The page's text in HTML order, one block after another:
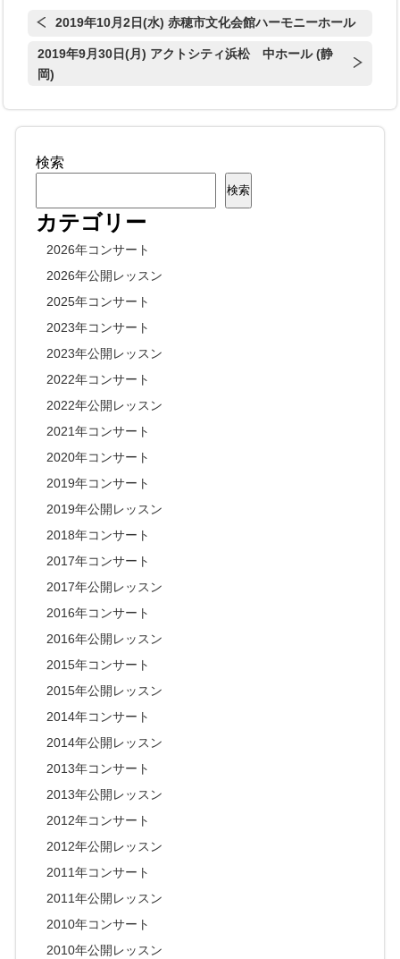
2019年10月2日(水) 赤穂市文化会館ハーモニーホール
2019年9月30日(月) アクトシティ浜松 中ホール (静
岡)
検索
検索
カテゴリー
2026年コンサート
2026年公開レッスン
2025年コンサート
2023年コンサート
2023年公開レッスン
2022年コンサート
2022年公開レッスン
2021年コンサート
2020年コンサート
2019年コンサート
2019年公開レッスン
2018年コンサート
2017年コンサート
2017年公開レッスン
2016年コンサート
2016年公開レッスン
2015年コンサート
2015年公開レッスン
2014年コンサート
2014年公開レッスン
2013年コンサート
2013年公開レッスン
2012年コンサート
2012年公開レッスン
2011年コンサート
2011年公開レッスン
2010年コンサート
2010年公開レッスン